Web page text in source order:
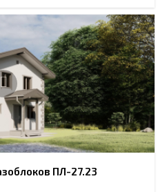
ПЛ-27.23